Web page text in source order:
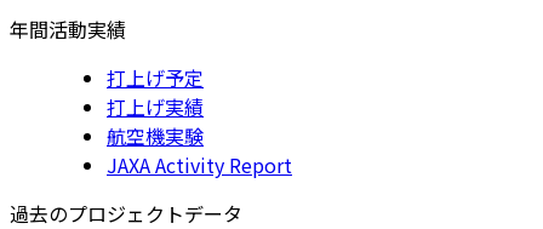
年間活動実績
打上げ予定
打上げ実績
航空機実験
JAXA Activity Report
過去のプロジェクトデータ